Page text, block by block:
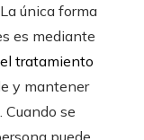
única forma
es mediante
tratamiento
y mantener
se
puede